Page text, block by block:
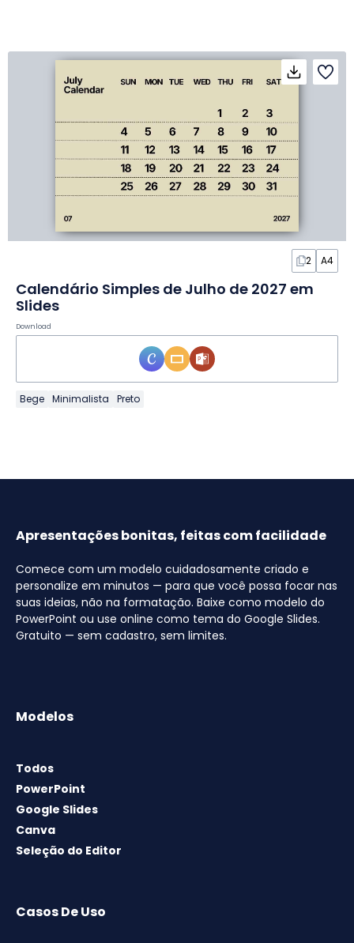
2 A4
Calendário Simples de Julho de 2027 em
Slides
Download
Bege Minimalista Preto
Apresentações bonitas, feitas com facilidade
Comece com um modelo cuidadosamente criado e
personalize em minutos — para que você possa focar nas
suas ideias, não na formatação. Baixe como modelo do
PowerPoint ou use online como tema do Google Slides.
Gratuito — sem cadastro, sem limites.
Modelos
Todos
PowerPoint
Google Slides
Canva
Seleção do Editor
Casos De Uso